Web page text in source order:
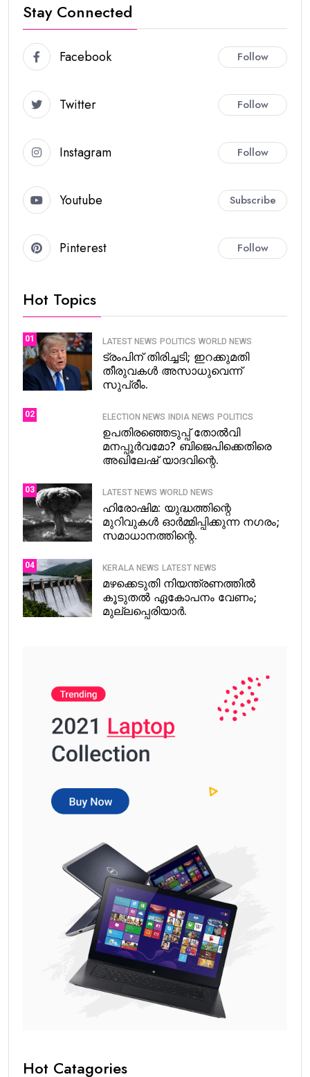
Stay Connected
Facebook Follow
Twitter Follow
Instagram Follow
Youtube Subscribe
Pinterest Follow
Hot Topics
01 LATEST NEWS POLITICS WORLD NEWS
ട്രംപിന് തിരിച്ചടി; ഇറക്കുമതി
തീരുവകൾ അസാധുവെന്ന്
സുപ്രീം.
02 ELECTION NEWS INDIA NEWS POLITICS
ഉപതിരഞ്ഞെടുപ്പ് തോൽവി
മനപ്പൂർവമോ? ബിജെപിക്കെതിരെ
അഖിലേഷ് യാദവിന്റെ.
03 LATEST NEWS WORLD NEWS
ഹിരോഷിമ: യുദ്ധത്തിന്റെ
മുറിവുകൾ ഓർമ്മിപ്പിക്കുന്ന നഗരം;
സമാധാനത്തിന്റെ.
04 KERALA NEWS LATEST NEWS
മഴക്കെടുതി നിയന്ത്രണത്തിൽ
കൂടുതൽ ഏകോപനം വേണം;
മുല്ലപ്പെരിയാർ.
Hot Catagories